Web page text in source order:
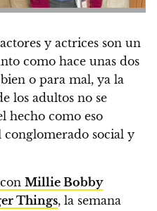
y actrices son un
como hace unas dos
o para mal, ya la
los adultos no se
hecho como eso
social y
Millie Bobby
Things, la semana